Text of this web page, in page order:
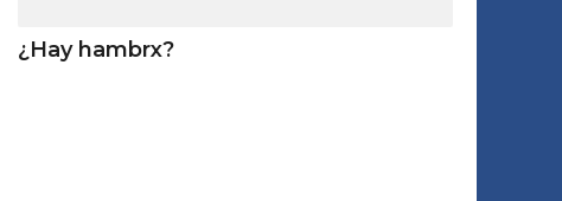
¿Hay hambrx?